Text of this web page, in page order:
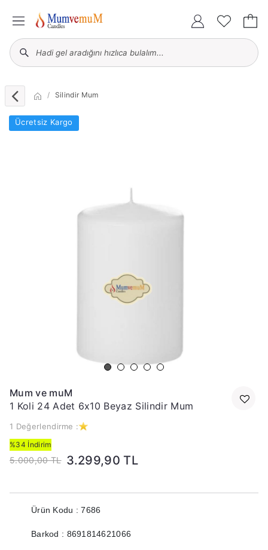
Silindir Mum
Ücretsiz Kargo
Mum ve muM
1 Koli 24 Adet 6x10 Beyaz Silindir Mum
1 Değerlendirme :
%34 İndirim
5.000,00 TL 3.299,90 TL
Ürün Kodu : 7686
Barkod : 8691814621066